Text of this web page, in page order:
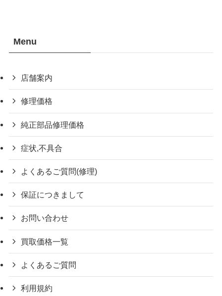
Menu
店舗案内
修理価格
純正部品修理価格
症状,不具合
よくあるご質問(修理)
保証につきまして
お問い合わせ
買取価格一覧
よくあるご質問
利用規約